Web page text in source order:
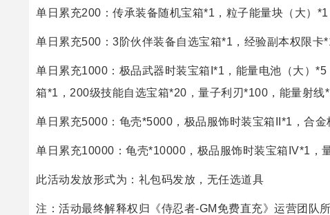
单日累充200：传承装备随机宝箱*1，粒子能量块（大）
单日累充500：3阶伙伴装备自选宝箱*1，经验副本权限
单日累充1000：极品武器时装宝箱I*1，能量电池（大）
箱*1，200级技能自选宝箱*20，量子利刃*100，能量射线
单日累充5000：龟壳*5000，极品服饰时装宝箱II*1，合
单日累充10000：龟壳*10000，极品服饰时装宝箱IV*1，
此活动发放形式为：礼包码发放，无任选道具
注：活动最终解释权归《侍忍者-GM免费直充》运营团队